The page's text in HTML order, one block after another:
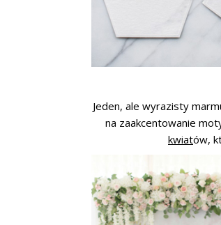
Jeden, ale wyrazisty
na zaakcentowanie
kwiatów,